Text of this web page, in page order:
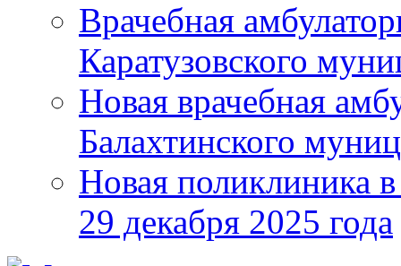
Врачебная
Каратузовского
Новая врачебная
Балахтинского
Новая поликлиника
29 декабря 2025 года